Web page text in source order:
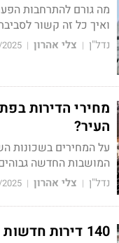
מה גורם להתרחבות
ואיך כל זה קשור
נדל"ן | צלי אהרון |
מחירי הדירות
העיר?
על המחירים בשכונות
המושבות החדשה
נדל"ן | צלי אהרון |
140 דירות חדשות בדרך: פתח תקווה ממשיכה להתחדש